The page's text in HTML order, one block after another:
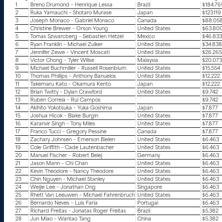
1
Breno Drumond – Henrique Lessa Brazil
2
Ruka Yamauchi – Shotaro Murase Japan
$123.119
3
Joseph Monaco – Gabriel Monaco Canada
$88.058
4
Christine Brewer – Orson Young United States
5
Tomas Szwarcberg – Sebastien Hetzel Mexico
$46.833
6
Ryan Franklin – Michael Zulker United States
$34.838
7
Jennifer Zewe – Vincent Moscati United States
$26.265
8
Victor Chong – Tyler Willse Malaysia
$20.073
9
Michael Buchmiller – Russell Rosenblum United States
$15.554
10
Thomas Phillips – Anthony Banuelos United States
$12.222
11
Takemaru Kato – Okamura Kento Japan
$12.222
12
Brian Twitty – Dylan Crawford United States
$9.742
13
Ruben Correia – Rui Campos
$9.742
14
Akihito Yokotsuka – Yuka Goshima Japan
$7.877
15
Joshua Hicok – Blake Burgin United States
$7.877
16
Karanvir Singh – Tony Miles United States
$7.877
17
Franco Tucci – Gregory Pessine Canada
$7.877
18
Zachary Johnsen – Emerson Bielen United States
$6.463
19
Cole Griffith – Cade Lautenbacher United States
$6.463
20
Manuel Fischer – Robert Belej Germany
$6.463
21
Jason Mann – Chi Chan United States
$6.463
22
Kevin Theodore – Nancy Theodore United States
$6.463
23
Chin Nguyen – Michael Stanley United States
$6.463
24
Weijie Lee – Jonathan Ong Singapore
$6.463
25
Rhett Van Leeuwen – Michael Fahrenbruch United States
$6.463
26
Bernardo Neves – Luis Faria Portugal
$6.463
27
Richard Freitas – Jonatas Roger Freitas Brazil
$5.382
28
Jun Miao – Wantao Tang China
$5.382